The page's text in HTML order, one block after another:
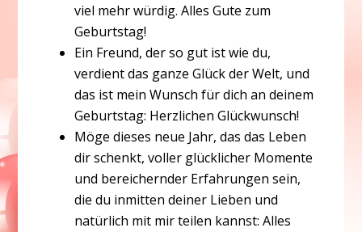
viel mehr würdig. Alles Gute zum
Geburtstag!
Ein Freund, der so gut ist wie du,
verdient das ganze Glück der Welt, und
das ist mein Wunsch für dich an deinem
Geburtstag: Herzlichen Glückwunsch!
Möge dieses neue Jahr, das das Leben
dir schenkt, voller glücklicher Momente
und bereichernder Erfahrungen sein,
die du inmitten deiner Lieben und
natürlich mit mir teilen kannst: Alles